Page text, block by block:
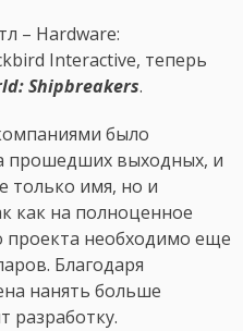
– Hardware:
Interactive, теперь
Shipbreakers.
было
прошедших выходных, и
только имя, но и
как на полноценное
необходимо еще
Благодаря
нанять больше
разработку.